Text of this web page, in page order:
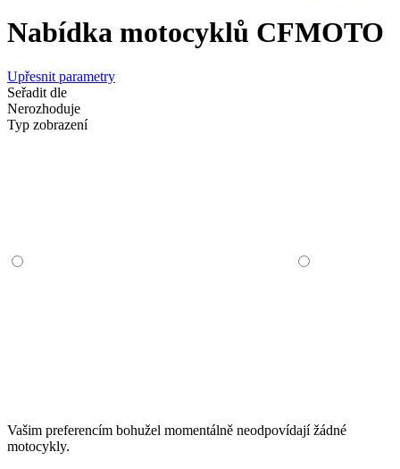
Nabídka motocyklů CFMOTO
Upřesnit parametry
Seřadit dle
Nerozhoduje
Typ zobrazení
Vašim preferencím bohužel momentálně neodpovídají žádné
motocykly.